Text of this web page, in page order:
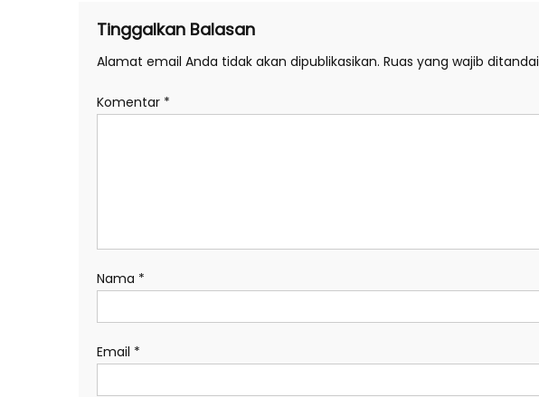
Tinggalkan Balasan
Alamat email Anda tidak akan dipublikasikan. Ruas yang wajib ditandai
Komentar *
Nama *
Email *